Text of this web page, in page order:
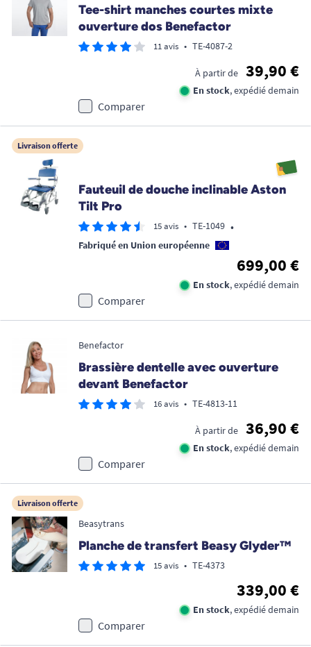
Tee-shirt manches courtes mixte
ouverture dos Benefactor
11 avis • TE-4087-2
À partir de 39,90 €
En stock, expédié demain
Comparer
Livraison offerte
Fauteuil de douche inclinable Aston
Tilt Pro
15 avis • TE-1049 •
Fabriqué en Union européenne
699,00 €
En stock, expédié demain
Comparer
Benefactor
Brassière dentelle avec ouverture
devant Benefactor
16 avis • TE-4813-11
À partir de 36,90 €
En stock, expédié demain
Comparer
Livraison offerte
Beasytrans
Planche de transfert Beasy Glyder™
15 avis • TE-4373
339,00 €
En stock, expédié demain
Comparer